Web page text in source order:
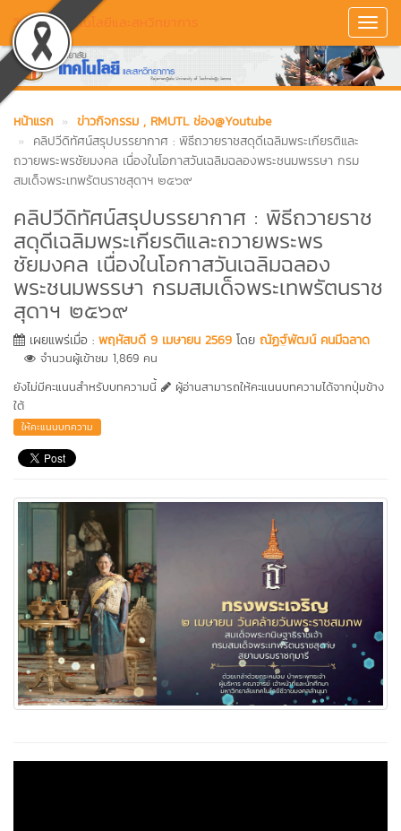
วิทยาลัยเทคโนโลยีและสหวิทยาการ
หน้าแรก ข่าวกิจกรรม , RMUTL ช่อง@Youtube
คลิปวีดิทัศน์สรุปบรรยากาศ : พิธีถวายราชสดุดีเฉลิมพระเกียรติและ
ถวายพระพรชัยมงคล เนื่องในโอกาสวันเฉลิมฉลองพระชนมพรรษา กรม
สมเด็จพระเทพรัตนราชสุดาฯ ๒๕๖๙
คลิปวีดิทัศน์สรุปบรรยากาศ : พิธีถวายราช
สดุดีเฉลิมพระเกียรติและถวายพระพร
ชัยมงคล เนื่องในโอกาสวันเฉลิมฉลอง
พระชนมพรรษา กรมสมเด็จพระเทพรัตนราช
สุดาฯ ๒๕๖๙
เผยแพร่เมื่อ : พฤหัสบดี 9 เมษายน 2569 โดย ณัฏฐ์พัฒน์ คนมีฉลาด
จำนวนผู้เข้าชม 1,869 คน
ยังไม่มีคะแนนสำหรับบทความนี้
ผู้อ่านสามารถให้คะแนนบทความได้จากปุ่มข้าง
ใต้
ให้คะแนนบทความ